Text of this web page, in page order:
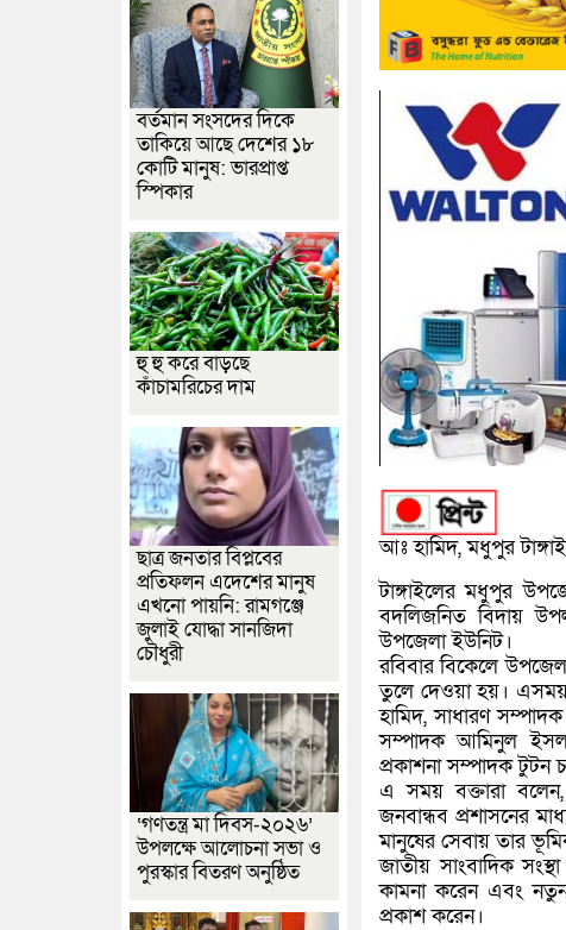
আঃ হামিদ, মধুপুর
টাঙ্গাইলের মধুপুর
বদলিজনিত বিদায়
উপজেলা ইউনিট।
রবিবার বিকেলে
তুলে দেওয়া হয়। এসময়
হামিদ, সাধারণ
সম্পাদক আমিনুল
প্রকাশনা সম্পাদক টুটন
এ সময় বক্তারা
জনবান্ধব প্রশাসনের
মানুষের সেবায় তার
জাতীয় সাংবাদিক
কামনা করেন এবং
প্রকাশ করেন।
বর্তমান সংসদের দিকে
তাকিয়ে আছে দেশের ১৮
কোটি মানুষ: ভারপ্রাপ্ত
স্পিকার
হু হু করে বাড়ছে
কাঁচামরিচের দাম
ছাত্র জনতার বিপ্লবের
প্রতিফলন এদেশের মানুষ
এখনো পায়নি: রামগঞ্জে
জুলাই যোদ্ধা সানজিদা
চৌধুরী
‘গণতন্ত্র মা দিবস-২০২৬’
উপলক্ষে আলোচনা সভা ও
পুরস্কার বিতরণ অনুষ্ঠিত